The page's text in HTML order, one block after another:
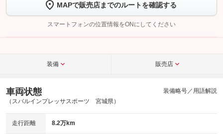
トーク画面で
ボタンをタップして問い合わせを
完了してください。
こちら
MAPで販売店までのルートを確認する
スマートフォンの位置情報をONにしてください
装備 販売店
車両状態
（スバルインプレッサスポーツ 宮城県）
装備略号／用語解説
走行距離 8.2万km